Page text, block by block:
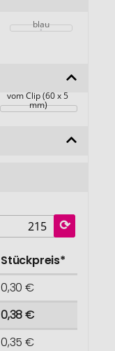
blau
vom Clip (60 x 5
mm)
Stückpreis*
0,30 €
0,38 €
0,35 €